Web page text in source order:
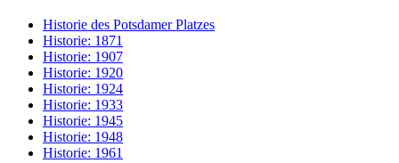
Historie des Potsdamer Platzes
Historie: 1871
Historie: 1907
Historie: 1920
Historie: 1924
Historie: 1933
Historie: 1945
Historie: 1948
Historie: 1961